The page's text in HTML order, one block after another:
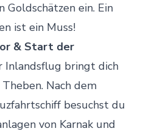
Goldschätzen ein. Ein
ist ein Muss!
& Start der
Inlandsflug bringt dich
Nach dem
besuchst du
von Karnak und